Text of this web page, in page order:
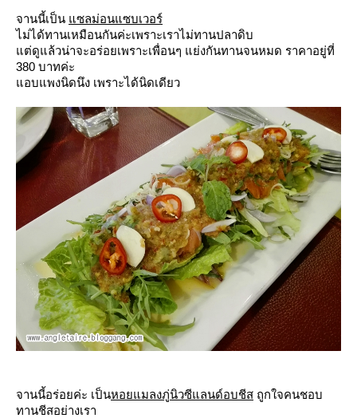
จานนี้เป็น ซลม่อนแซบเวอร์
ไม่ได้ทานเหมือนกันค่ะเพราะเราไม่ทานปลาดิบ
ต่ดูแล้วน่าจะอร่อยเพราะเพื่อนๆ แย่งกันทานจนหมด ราคาอยู่ที่
380 บาทค่ะ
อบแพงนิดนึง เพราะได้นิดเดียว
จานนี้อร่อยค่ะ เป็นหอยแมลงภู่นิวซีแลนด์อบชีส ถูกใจคนชอบ
ทานชีสอย่างเรา